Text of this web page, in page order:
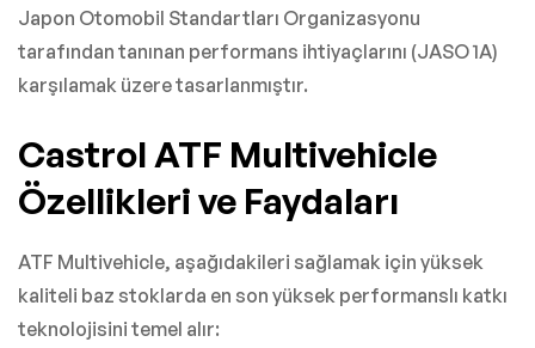
Japon Otomobil Standartları Organizasyonu
tarafından tanınan performans ihtiyaçlarını (JASO 1A)
karşılamak üzere tasarlanmıştır.
Castrol ATF Multivehicle
Özellikleri ve Faydaları
ATF Multivehicle, aşağıdakileri sağlamak için yüksek
kaliteli baz stoklarda en son yüksek performanslı katkı
teknolojisini temel alır: